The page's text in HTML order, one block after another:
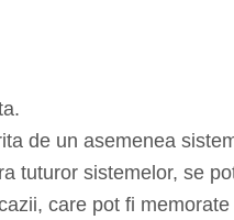
de un asemenea
tuturor sistemelor, se
care pot fi